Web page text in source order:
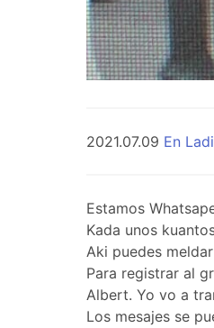
2021.07.09 En
Estamos
Kada unos
Aki puedes
Para registrar al
Albert. Yo vo a
Los mesajes se